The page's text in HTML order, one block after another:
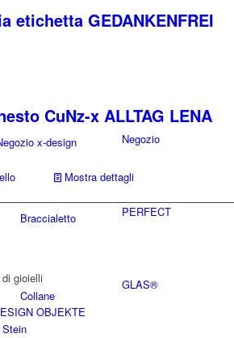
Negozio
x-design
Braccialetto
Collane
PERFECT
GLAS®
etichetta GEDANKENFREI
CuNz-x ALLTAG LENA
Mostra dettagli
gioielli
OBJEKTE